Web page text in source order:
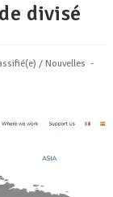
divisé
/ Nouvelles